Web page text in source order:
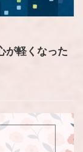
が軽くなった